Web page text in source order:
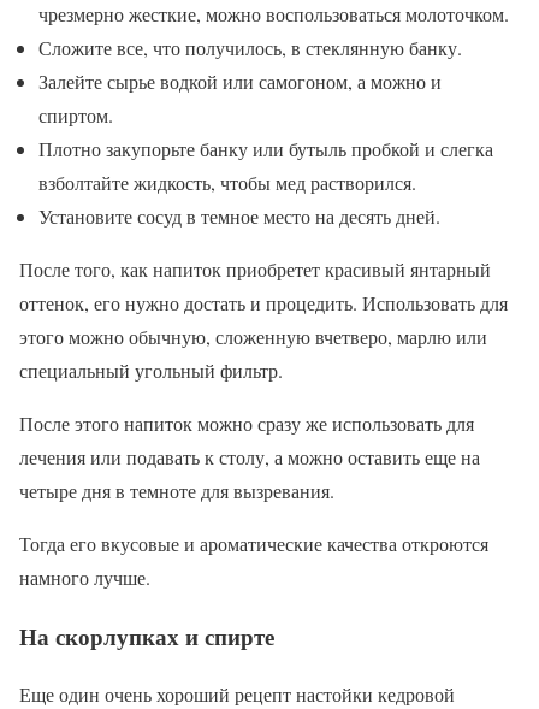
чрезмерно жесткие, можно воспользоваться молоточком.
Сложите все, что получилось, в стеклянную банку.
Залейте сырье водкой или самогоном, а можно и
спиртом.
Плотно закупорьте банку или бутыль пробкой и слегка
взболтайте жидкость, чтобы мед растворился.
Установите сосуд в темное место на десять дней.
После того, как напиток приобретет красивый янтарный
оттенок, его нужно достать и процедить. Использовать для
этого можно обычную, сложенную вчетверо, марлю или
специальный угольный фильтр.
После этого напиток можно сразу же использовать для
лечения или подавать к столу, а можно оставить еще на
четыре дня в темноте для вызревания.
Тогда его вкусовые и ароматические качества откроются
намного лучше.
На скорлупках и спирте
Еще один очень хороший рецепт настойки кедровой